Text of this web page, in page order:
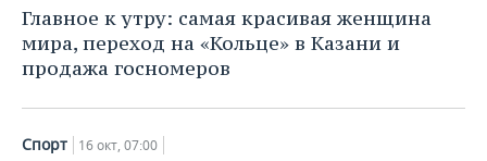
Главное к утру: самая красивая женщина
мира, переход на «Кольце» в Казани и
продажа госномеров
Спорт 16 окт, 07:00